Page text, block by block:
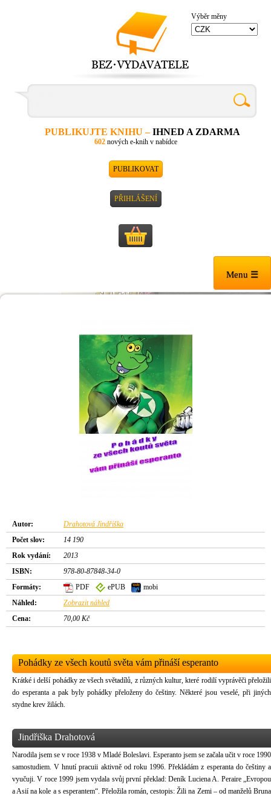
PUBLIKUJTE KNIHU –IHNED A ZDARMA
602nových e-knih v nabídce
PUBLIKOVAT
PŘIHLÁŠENÍ
Výběr měny
Menu ☰
Autor:
Drahotová Jindřiška
Počet slov:
14 190
Rok vydání:
2013
ISBN:
978-80-87848-34-0
Formáty:
PDF ePUB
mobi
Náhled:
Zobrazit náhled
Cena:
70,00 Kč
Pohádky ze všech koutů světa vám přináší esperanto
Krátké i delší pohádky ze všech světadílů, z různých kultur, které rodilí vyprávěči přeložili
do esperanta a pak byly pohádky přeloženy do češtiny. Některé jsou veselé, při jiných
stydne krev žilách.
Jindřiška Drahotová
Narodila jsem se v roce 1938 v Mladé Boleslavi. Esperanto jsem se začala učit v roce 1990
samostudiem. V hnutí pracuii aktivně od roku 1996. Překládám z esperanta do češtiny a
vyučuji. V roce 1999 jsem vydala svůj první překlad: Deník Luciena A. Peraire „Evropou
a Asií na kole a s esperantem“. Přeložila román, cestopis: Žili na Zemi – od manželů Bruna